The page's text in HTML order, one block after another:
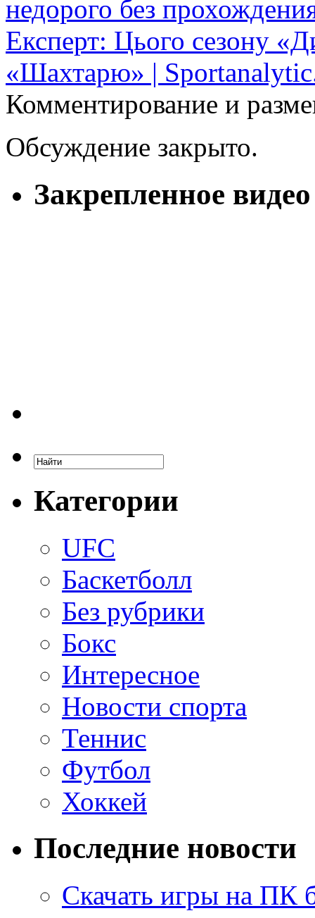
недорого без
Експерт: Цього сезону
«Шахтарю» |
Комментирование и
Обсуждение закрыто.
Закрепленное видео
Категории
UFC
Баскетболл
Без рубрики
Бокс
Интересное
Новости спорта
Теннис
Футбол
Хоккей
Последние новости
Скачать игры на ПК